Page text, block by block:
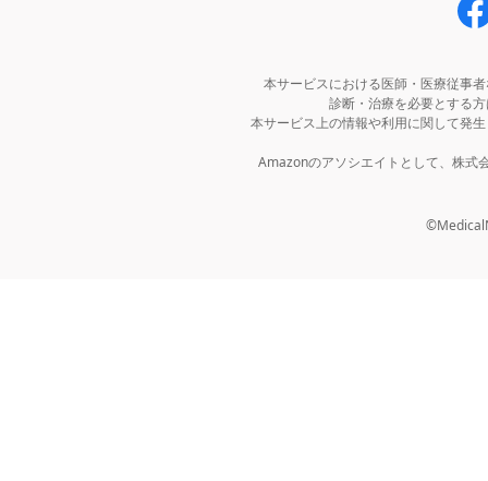
本サービスにおける医師・医療従事
診断・治療を必要とする
本サービス上の情報や利用に関して発
Amazonのアソシエイトとして、株式